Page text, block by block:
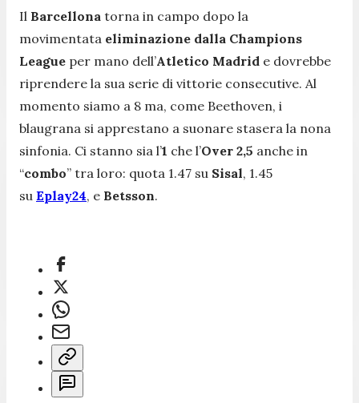
Il Barcellona torna in campo dopo la
movimentata eliminazione dalla Champions
League per mano dell’Atletico Madrid e dovrebbe
riprendere la sua serie di vittorie consecutive. Al
momento siamo a 8 ma, come Beethoven, i
blaugrana si apprestano a suonare stasera la nona
sinfonia. Ci stanno sia l’1 che l’Over 2,5 anche in
“combo” tra loro: quota 1.47 su Sisal, 1.45
su Eplay24, e Betsson.